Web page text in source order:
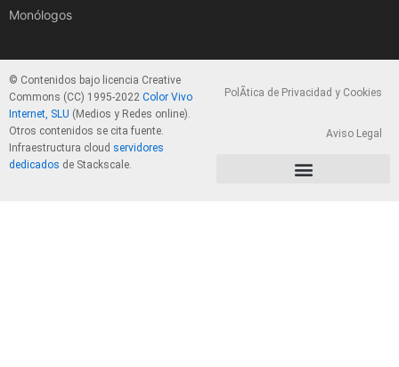
Monólogos
© Contenidos bajo licencia Creative
Commons (CC) 1995-2022 Color Vivo
Internet, SLU (Medios y Redes online).
Otros contenidos se cita fuente.
Infraestructura cloud servidores
dedicados de Stackscale.
PolÃ­tica de Privacidad y Cookies
Aviso Legal